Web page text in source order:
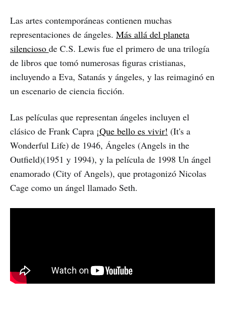
Las artes contemporáneas contienen muchas
representaciones de ángeles. Más allá del planeta
silencioso de C.S. Lewis fue el primero de una trilogía
de libros que tomó numerosas figuras cristianas,
incluyendo a Eva, Satanás y ángeles, y las reimaginó en
un escenario de ciencia ficción.
Las películas que representan ángeles incluyen el
clásico de Frank Capra ¡Que bello es vivir! (It's a
Wonderful Life) de 1946, Ángeles (Angels in the
Outfield)(1951 y 1994), y la película de 1998 Un ángel
enamorado (City of Angels), que protagonizó Nicolas
Cage como un ángel llamado Seth.